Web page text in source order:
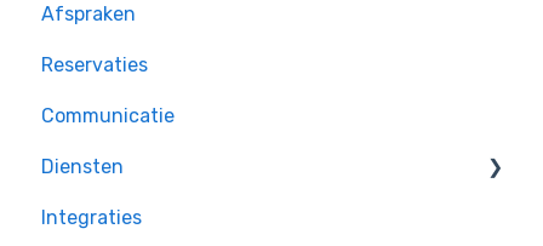
Afspraken
Reservaties
Communicatie
Diensten
Taken
Integraties